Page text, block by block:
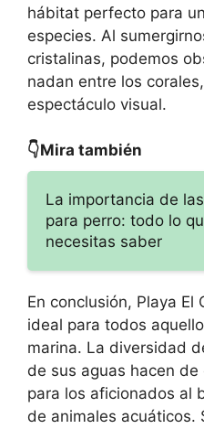
hábitat perfecto para
especies. Al
cristalinas, podemos
nadan entre los
espectáculo visual.
👇Mira también
La importancia de
para perro: todo lo
necesitas saber
En conclusión, Playa
ideal para todos
marina. La diversidad
de sus aguas hacen
para los aficionados al
de animales acuáticos.